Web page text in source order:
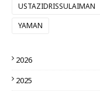
USTAZIDRISSULAIMAN
YAMAN
2026
2025